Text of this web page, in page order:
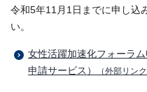
令和5年11月1日までに申し込
い。
女性活躍加速化フォーラ
申請サービス）
（外部リンク